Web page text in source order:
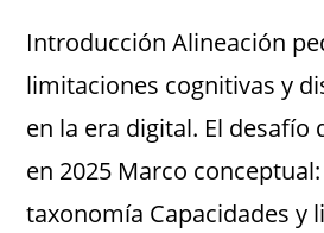
Introducción Alineación
limitaciones cognitivas y
en la era digital. El desafío
en 2025 Marco
taxonomía Capacidades y